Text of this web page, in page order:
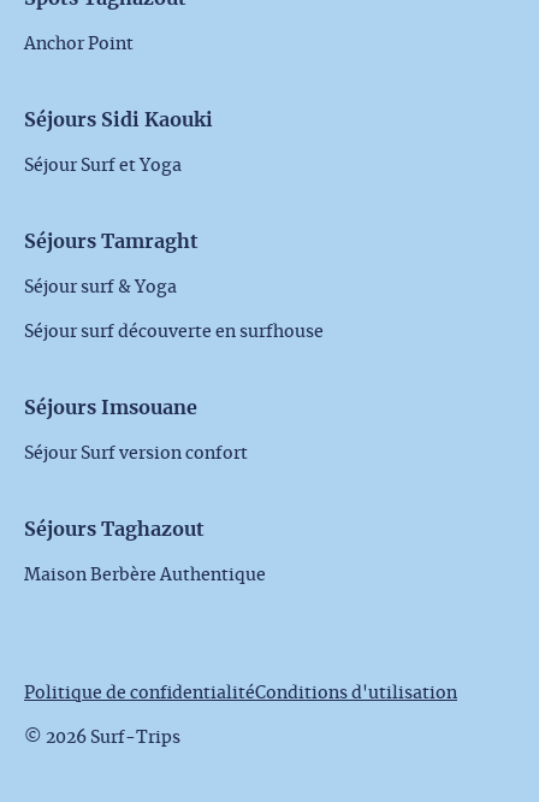
Anchor Point
Séjours Sidi Kaouki
Séjour Surf et Yoga
Séjours Tamraght
Séjour surf & Yoga
Séjour surf découverte en surfhouse
Séjours Imsouane
Séjour Surf version confort
Séjours Taghazout
Maison Berbère Authentique
© 2026 Surf-Trips
Politique de confidentialitéConditions d'utilisation